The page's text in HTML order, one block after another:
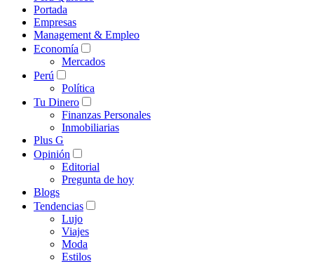
Portada
Empresas
Management & Empleo
Economía
Mercados
Perú
Política
Tu Dinero
Finanzas Personales
Inmobiliarias
Plus G
Opinión
Editorial
Pregunta de hoy
Blogs
Tendencias
Lujo
Viajes
Moda
Estilos